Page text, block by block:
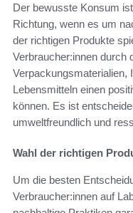
Der bewusste Konsum
Richtung, wenn es um
der richtigen Produkte
Verbraucher:innen durch
Verpackungsmaterialien,
Lebensmitteln einen
können. Es ist
umweltfreundlich und
Wahl der richtigen
Um die besten
Verbraucher:innen auf